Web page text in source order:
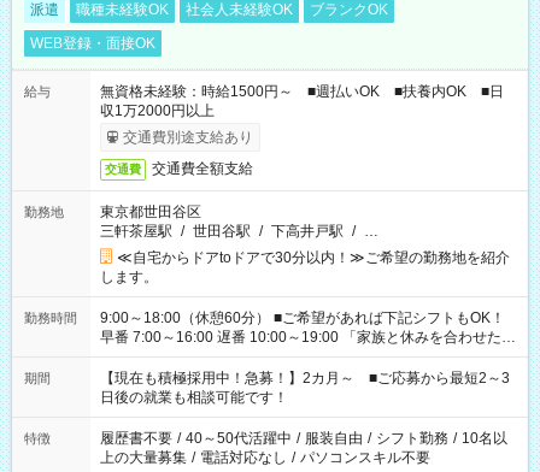
派遣 職種未経験OK 社会人未経験OK
ブランクOK
WEB登録・面接OK
給与
無資格未経験：時給1500円～ ■週払いOK ■扶養内OK ■日
収1万2000円以上
交通費別途支給あり
交通費 交通費全額支給
勤務地
東京都世田谷区
三軒茶屋駅 / 世田谷駅 / 下高井戸駅 / …
≪自宅からドアtoドアで30分以内！≫ご希望の勤務地を紹介
します。
勤務時間
9:00～18:00（休憩60分） ■ご希望があれば下記シフトもOK！
早番 7:00～16:00 遅番 10:00～19:00 「家族と休みを合わせた
い」 「余裕を持って夕飯の準備がしたい」 「できれば残業はし
たくない」 など、ご希望を教えてくださいね。 ※Wワーク希望
の方へ 今ご覧のお仕事で希望する勤務時間と、もう1つのお仕事
の勤務時間。 合計で週40時間を超える場合は応募できません。
期間
【現在も積極採用中！急募！】2カ月～ ■ご応募から最短2～3
日後の就業も相談可能です！
特徴 履歴書不要 / 40～50代活躍中 / 服装自由 / シフト勤務 / 10名以
上の大量募集 / 電話対応なし / パソコンスキル不要